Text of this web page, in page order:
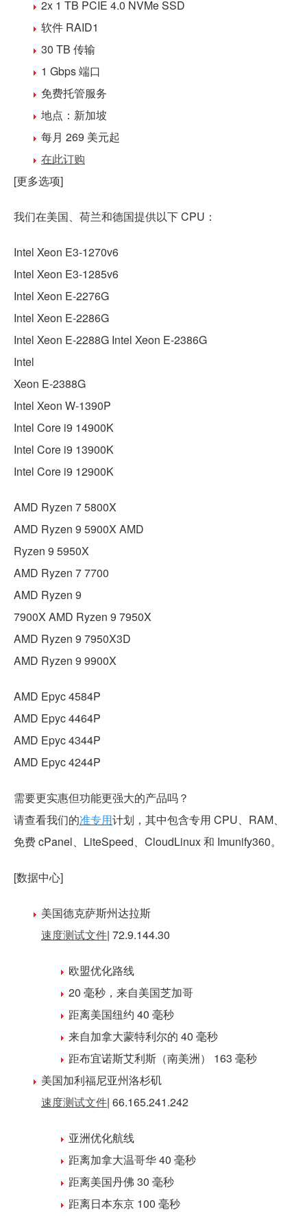
2x 1 TB PCIE 4.0 NVMe SSD
软件 RAID1
30 TB 传输
1 Gbps 端口
免费托管服务
地点： 新加坡
每月 269 美元起
在此订购
[更多选项]
我们在美国、荷兰和德国提供以下 CPU：
Intel Xeon E3-1270v6
Intel Xeon E3-1285v6
Intel Xeon E-2276G
Intel Xeon E-2286G
Intel Xeon E-2288G Intel Xeon E-2386G
Intel
Xeon E-2388G
Intel Xeon W-1390P
Intel Core i9 14900K
Intel Core i9 13900K
Intel Core i9 12900K
AMD Ryzen 7 5800X
AMD Ryzen 9 5900X AMD
Ryzen 9 5950X
AMD Ryzen 7 7700
AMD Ryzen 9
7900X AMD Ryzen 9 7950X
AMD Ryzen 9 7950X3D
AMD Ryzen 9 9900X
AMD Epyc 4584P
AMD Epyc 4464P
AMD Epyc 4344P
AMD Epyc 4244P
需要更实惠但功能更强大的产品吗？
请查看我们的准专用计划，其中包含专用 CPU、RAM、
免费 cPanel、LiteSpeed、CloudLinux 和 Imunify360。
[数据中心]
美国德克萨斯州达拉斯
速度测试文件| 72.9.144.30
欧盟优化路线
20 毫秒，来自美国芝加哥
距离美国纽约 40 毫秒
来自加拿大蒙特利尔的 40 毫秒
距布宜诺斯艾利斯（南美洲） 163 毫秒
美国加利福尼亚州洛杉矶
速度测试文件| 66.165.241.242
亚洲优化航线
距离加拿大温哥华 40 毫秒
距离美国丹佛 30 毫秒
距离日本东京 100 毫秒